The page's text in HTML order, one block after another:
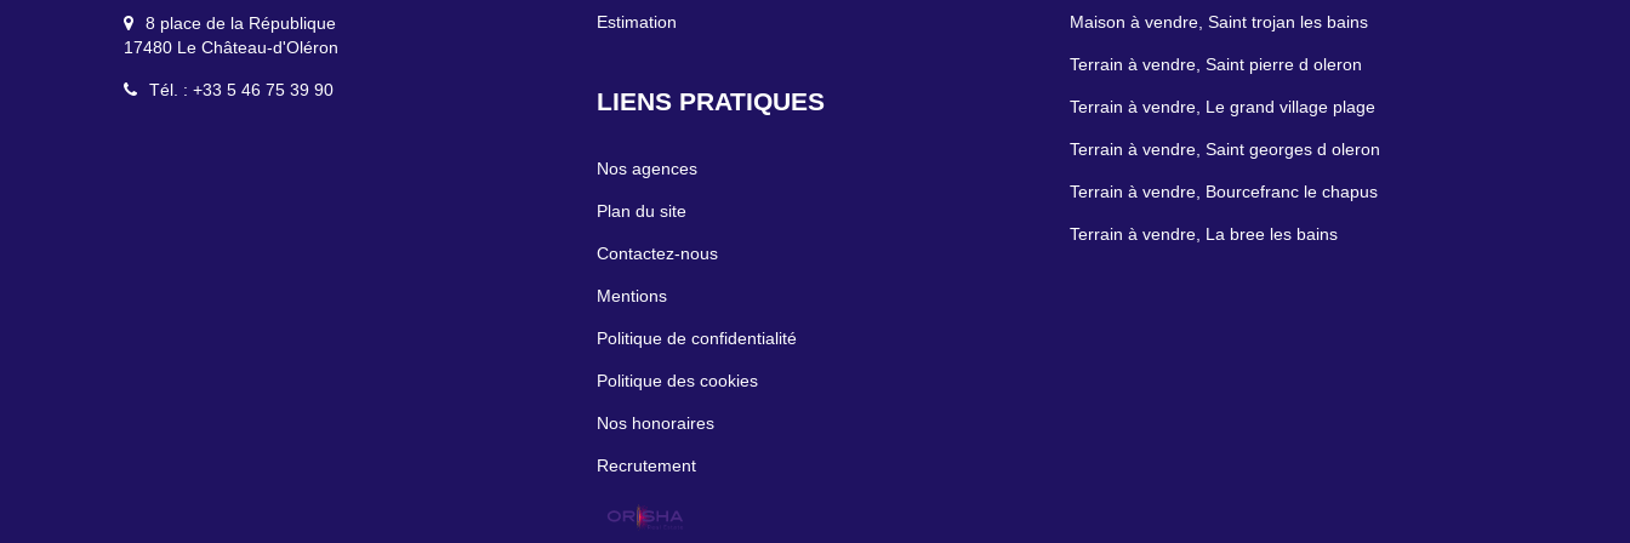
8 place de la République
17480 Le Château-d'Oléron
Tél. : +33 5 46 75 39 90
2 Canton de l'Ormeau
17650 Saint-Denis-d'Oléron
Tél. : +33 5 46 47 92 49
Estimation
LIENS PRATIQUES
Nos agences
Plan du site
Contactez-nous
Mentions
Politique de confidentialité
Politique des cookies
Nos honoraires
Recrutement
Maison à vendre, Saint trojan les bains
Terrain à vendre, Saint pierre d oleron
Terrain à vendre, Le grand village plage
Terrain à vendre, Saint georges d oleron
Terrain à vendre, Bourcefranc le chapus
Terrain à vendre, La bree les bains